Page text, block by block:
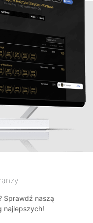
Sprawdź naszą
najlepszych!